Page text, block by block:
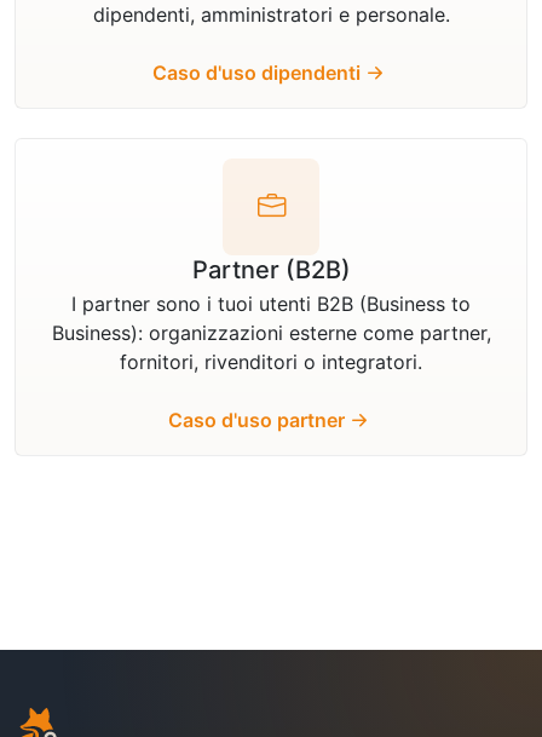
dipendenti, amministratori e personale.
Caso d'uso dipendenti
Partner (B2B)
I partner sono i tuoi utenti B2B (Business to
Business): organizzazioni esterne come partner,
fornitori, rivenditori o integratori.
Caso d'uso partner